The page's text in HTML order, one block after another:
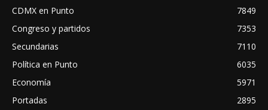
CDMX en Punto
7849
Congreso y partidos
7353
Secundarias
7110
Política en Punto
6035
Economía
5971
Portadas
2895